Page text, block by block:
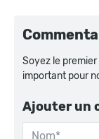
Soyez le
important pour
Ajouter un